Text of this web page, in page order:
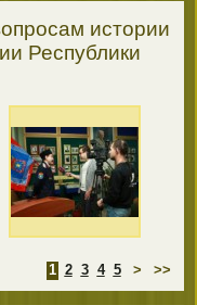
истории
Республики
1 2 3 4 5 > >>